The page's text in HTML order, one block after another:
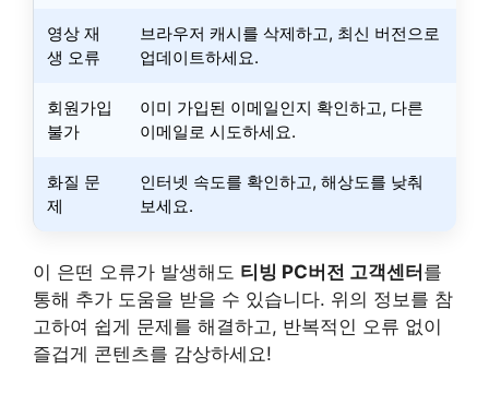
영상 재
생 오류
브라우저 캐시를 삭제하고, 최신 버전으로
업데이트하세요.
회원가입
불가
이미 가입된 이메일인지 확인하고, 다른
이메일로 시도하세요.
화질 문
제
인터넷 속도를 확인하고, 해상도를 낮춰
보세요.
이 은떤 오류가 발생해도 티빙 PC버전 고객센터 를
통해 추가 도움을 받을 수 있습니다. 위의 정보를 참
고하여 쉽게 문제를 해결하고, 반복적인 오류 없이
즐겁게 콘텐츠를 감상하세요!